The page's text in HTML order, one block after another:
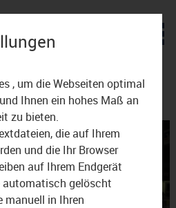
, um die Webseiten optimal
Ihnen ein hohes Maß an
zu bieten.
die auf Ihrem
und die Ihr Browser
auf Ihrem Endgerät
automatisch gelöscht
manuell in Ihren